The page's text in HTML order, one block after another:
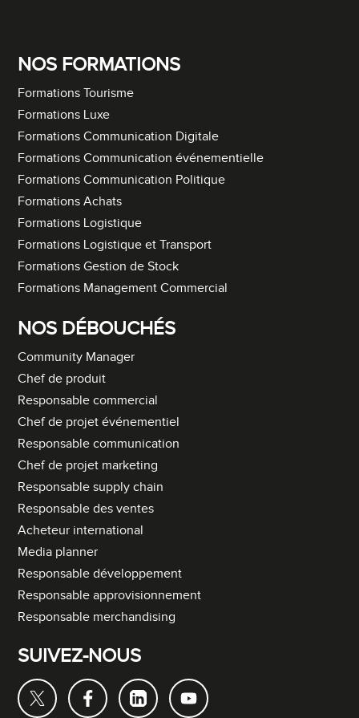
NOS FORMATIONS
Formations Tourisme
Formations Luxe
Formations Communication Digitale
Formations Communication événementielle
Formations Communication Politique
Formations Achats
Formations Logistique
Formations Logistique et Transport
Formations Gestion de Stock
Formations Management Commercial
NOS DÉBOUCHÉS
Community Manager
Chef de produit
Responsable commercial
Chef de projet événementiel
Responsable communication
Chef de projet marketing
Responsable supply chain
Responsable des ventes
Acheteur international
Media planner
Responsable développement
Responsable approvisionnement
Responsable merchandising
SUIVEZ-NOUS